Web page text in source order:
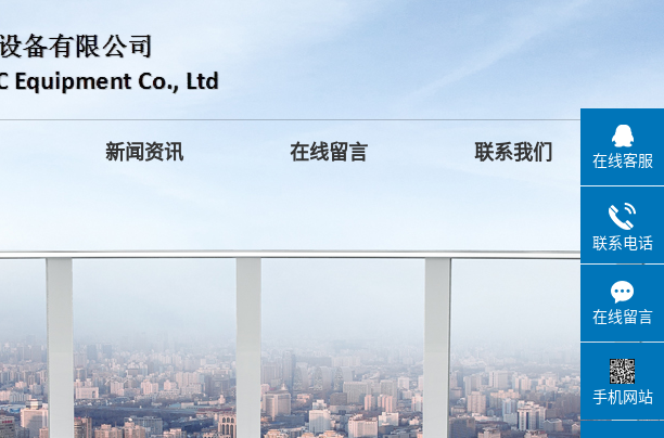
新闻资讯 在线留言 联系我们 在线客服
联系电话
在线留言
手机网站